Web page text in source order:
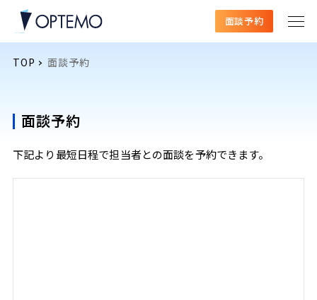
面談予約
TOP 面談予約
面談予約
下記より最短日程で担当者との面談を予約できます。